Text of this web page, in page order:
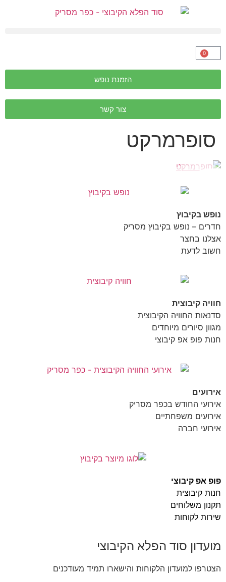
0
הזמנת נופש
צור קשר
סופרמרקט
נופש בקיבוץ
חדרים – נופש בקיבוץ מסריק
אצלנו בחצר
חשוב לדעת
חוויה קיבוצית
סדנאות החוויה הקיבוצית
מגוון סיורים מיוחדים
חנות פופ אפ קיבוצי
אירועים
אירועי החודש בכפר מסריק
אירועים משפחתיים
אירועי חברה
פופ אפ קיבוצי
חנות קיבוצית
תקנון משלוחים
שירות לקוחות
מועדון סוד הפלא הקיבוצי
הצטרפו למועדון הלקוחות והישארו תמיד מעודכנים